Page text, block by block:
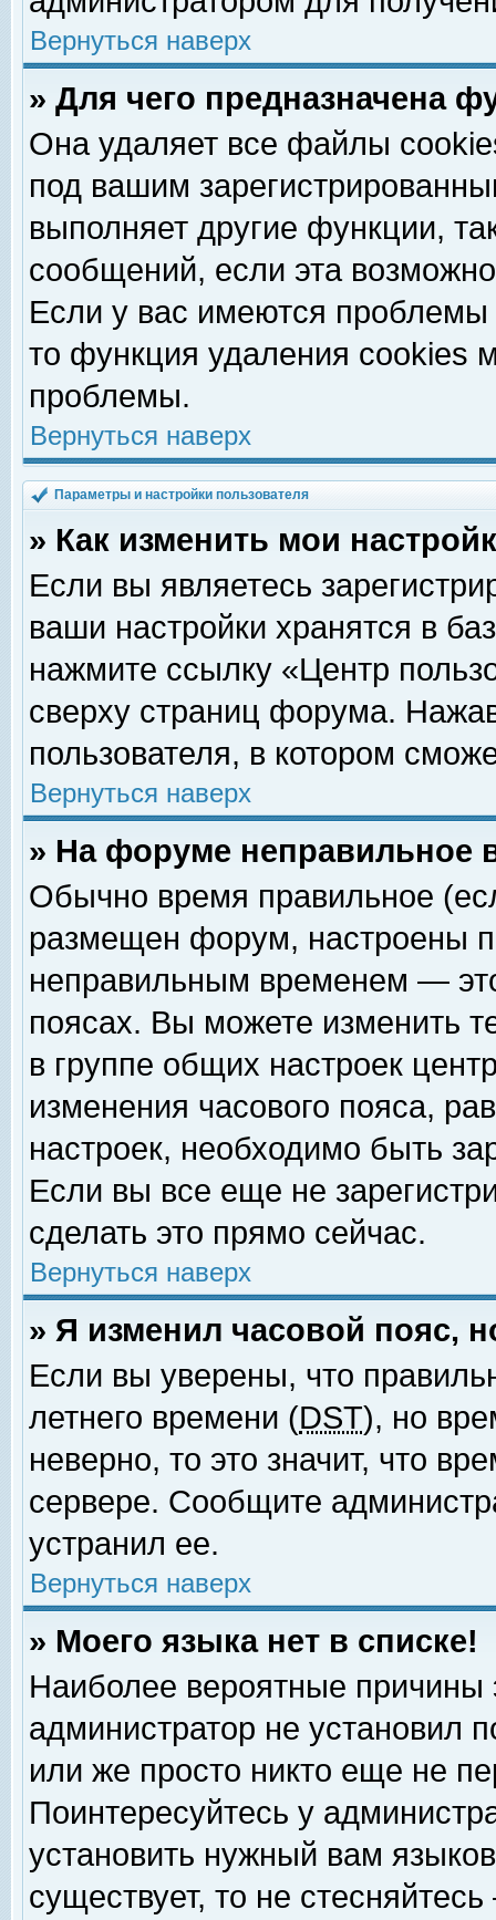
Вернуться наверх
» Для чего предназначена
Она удаляет все файлы
под вашим
выполняет другие функции,
сообщений, если эта
Если у вас имеются
то функция удаления cookies
проблемы.
Вернуться наверх
Параметры и настройки пользователя
» Как изменить мои
Если вы являетесь
ваши настройки хранятся в
нажмите ссылку «Центр
сверху страниц форума.
пользователя, в котором
Вернуться наверх
» На форуме неправильное
Обычно время правильное
размещен форум, настроены
неправильным временем —
поясах. Вы можете изменить
в группе общих настроек
изменения часового пояса,
настроек, необходимо быть
Если вы все еще не
сделать это прямо сейчас.
Вернуться наверх
» Я изменил часовой пояс,
Если вы уверены, что
летнего времени (DST), но
неверно, то это значит, что
сервере. Сообщите
устранил ее.
Вернуться наверх
» Моего языка нет в списке!
Наиболее вероятные причины
администратор не установил
или же просто никто еще не
Поинтересуйтесь у
установить нужный вам
существует, то не